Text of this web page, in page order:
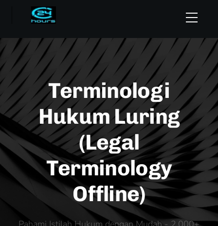
Terminologi
Hukum Luring
(Legal
Terminology
Offline)